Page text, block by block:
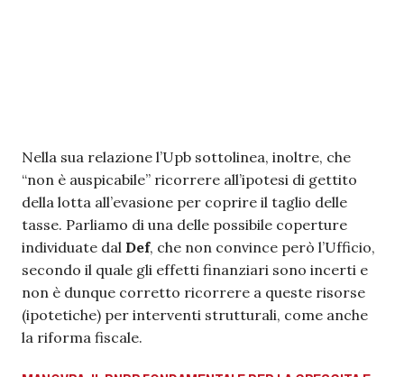
Nella sua relazione l’Upb sottolinea, inoltre, che
“non è auspicabile” ricorrere all’ipotesi di gettito
della lotta all’evasione per coprire il taglio delle
tasse. Parliamo di una delle possibile coperture
individuate dal Def, che non convince però l’Ufficio,
secondo il quale gli effetti finanziari sono incerti e
non è dunque corretto ricorrere a queste risorse
(ipotetiche) per interventi strutturali, come anche
la riforma fiscale.